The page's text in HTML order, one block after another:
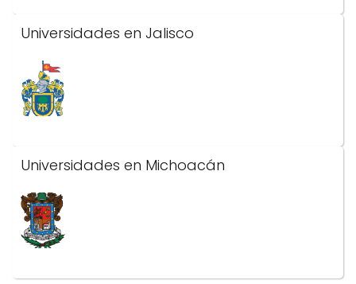
Universidades en Jalisco
Universidades en Michoacán